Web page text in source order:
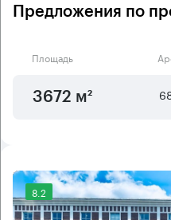
Предложения по
Площадь
3672 м²
8.2